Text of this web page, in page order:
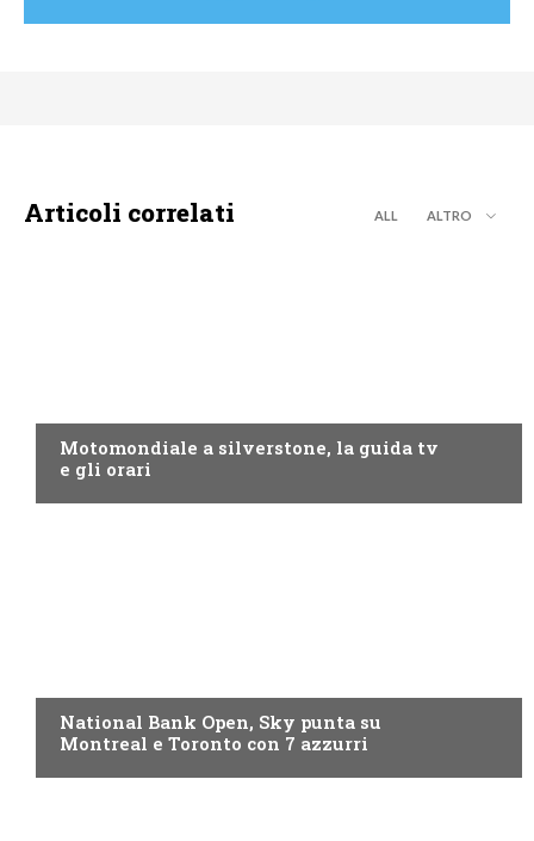
Articoli correlati ALL ALTRO
Motomondiale a silverstone, la guida tv
e gli orari
National Bank Open, Sky punta su
Montreal e Toronto con 7 azzurri